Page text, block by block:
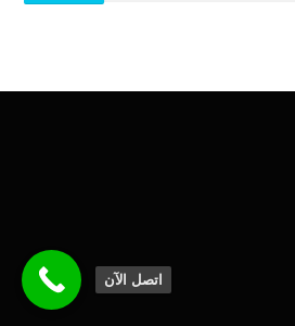
اتصل الآن